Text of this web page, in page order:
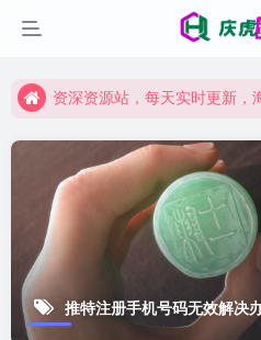
资深资源站，每天实时更新，
资深资源站，每天实时更新，
【启明网】找项目 + 低成本创业 + 减少
推特注册手机号码无效解决